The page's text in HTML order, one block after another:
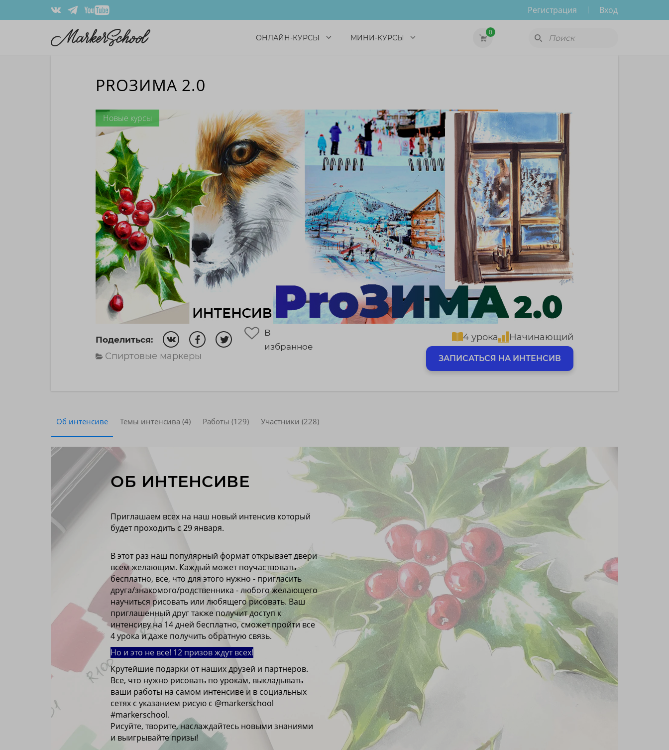
Регистрация Вход
ОНЛАЙН-КУРСЫ МИНИ-КУРСЫ
0
PROЗИМА 2.0
Новые курсы
Поделиться:
В
избранное
Спиртовые маркеры
4 урока Начинающий
ЗАПИСАТЬСЯ НА ИНТЕНСИВ
Об интенсиве Темы интенсива (4) Работы (129) Участники (228)
ОБ ИНТЕНСИВЕ
Приглашаем всех на наш новый интенсив который
будет проходить с 29 января.
В этот раз наш популярный формат открывает двери
всем желающим. Каждый может поучаствовать
бесплатно, все, что для этого нужно - пригласить
друга/знакомого/родственника - любого желающего
научиться рисовать или любящего рисовать. Ваш
приглашенный друг также получит доступ к
интенсиву на 14 дней бесплатно, сможет пройти все
4 урока и даже получить обратную связь.
Но и это не все! 12 призов ждут всех!
Крутейшие подарки от наших друзей и партнеров.
Все, что нужно рисовать по урокам, выкладывать
ваши работы на самом интенсиве и в социальных
сетях с указанием рисую с @markerschool
#markerschool.
Рисуйте, творите, наслаждайтесь новыми знаниями
и выигрывайте призы!